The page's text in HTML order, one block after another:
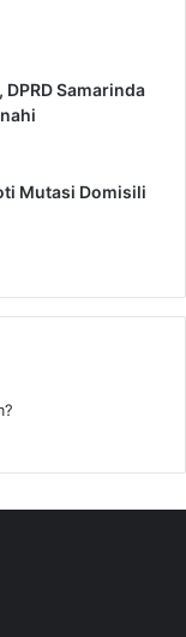
Samarinda
Mutasi Domisili